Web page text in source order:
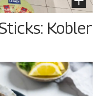
Kobler